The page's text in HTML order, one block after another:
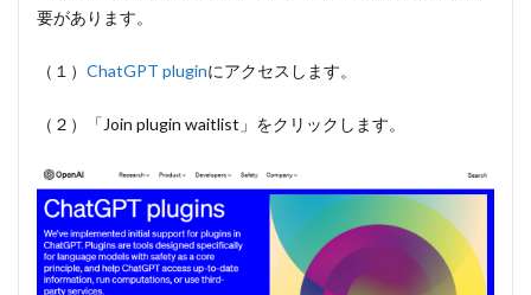
要があります。
（１） ChatGPT pluginにアクセスします。
（２）「Join plugin waitlist」をクリックします。